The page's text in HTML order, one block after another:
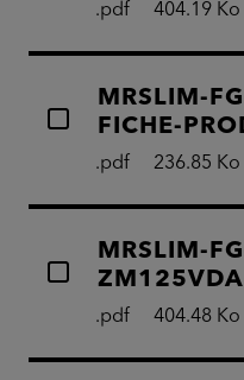
.pdf 404.19 Ko
MRSLIM-
FICHE-
.pdf 236.85 Ko
MRSLIM-
.pdf 404.48 Ko